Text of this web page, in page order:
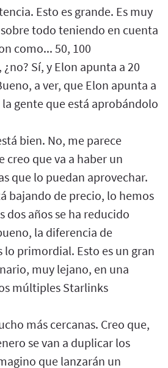
Esto es grande. Es muy
todo teniendo en cuenta
como... 50, 100
Sí, y Elon apunta a 20
a ver, que Elon apunta a
gente que está aprobándolo
bien. No, me parece
creo que va a haber un
que lo puedan aprovechar.
bajando de precio, lo hemos
dos años se ha reducido
la diferencia de
lo primordial. Esto es un gran
muy lejano, en una
múltiples Starlinks
más cercanas. Creo que,
se van a duplicar los
que lanzarán un